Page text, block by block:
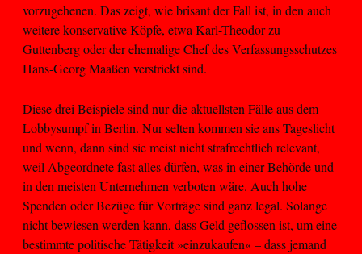
vorzugehenen. Das zeigt, wie brisant der Fall ist, in den auch
weitere konservative Köpfe, etwa Karl-Theodor zu
Guttenberg oder der ehemalige Chef des Verfassungsschutzes
Hans-Georg Maaßen verstrickt sind.
Diese drei Beispiele sind nur die aktuellsten Fälle aus dem
Lobbysumpf in Berlin. Nur selten kommen sie ans Tageslicht
und wenn, dann sind sie meist nicht strafrechtlich relevant,
weil Abgeordnete fast alles dürfen, was in einer Behörde und
in den meisten Unternehmen verboten wäre. Auch hohe
Spenden oder Bezüge für Vorträge sind ganz legal. Solange
nicht bewiesen werden kann, dass Geld geflossen ist, um eine
bestimmte politische Tätigkeit »einzukaufen« – dass jemand